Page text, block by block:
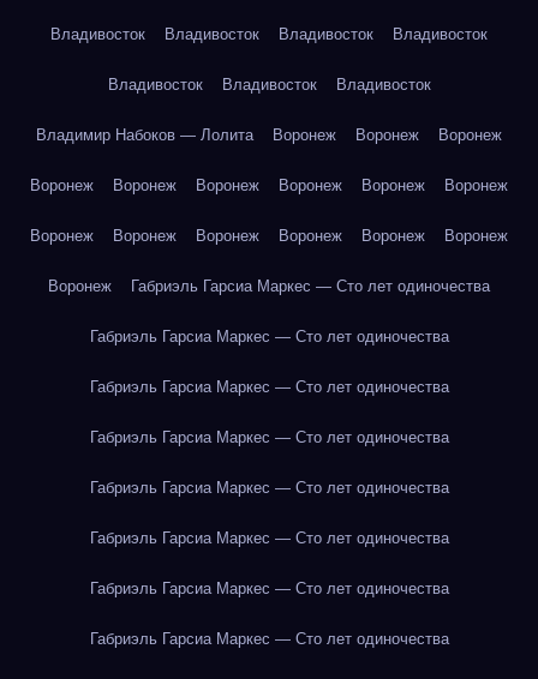
Владивосток Владивосток Владивосток Владивосток
Владивосток Владивосток Владивосток
Владимир Набоков — Лолита Воронеж Воронеж Воронеж
Воронеж Воронеж Воронеж Воронеж Воронеж Воронеж
Воронеж Воронеж Воронеж Воронеж Воронеж Воронеж
Воронеж Габриэль Гарсиа Маркес — Сто лет одиночества
Габриэль Гарсиа Маркес — Сто лет одиночества
Габриэль Гарсиа Маркес — Сто лет одиночества
Габриэль Гарсиа Маркес — Сто лет одиночества
Габриэль Гарсиа Маркес — Сто лет одиночества
Габриэль Гарсиа Маркес — Сто лет одиночества
Габриэль Гарсиа Маркес — Сто лет одиночества
Габриэль Гарсиа Маркес — Сто лет одиночества